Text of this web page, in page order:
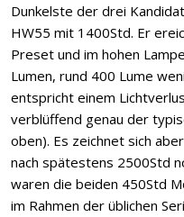
Dunkelste der drei
HW55 mit 1400Std. Er
Preset und im hohen
Lumen, rund 400 Lume
entspricht einem
verblüffend genau der
oben). Es zeichnet sich
nach spätestens 2500Std
waren die beiden 450Std
im Rahmen der üblichen